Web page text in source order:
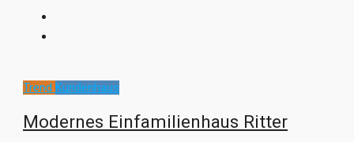
Trend Kundenhaus
Modernes Einfamilienhaus Ritter